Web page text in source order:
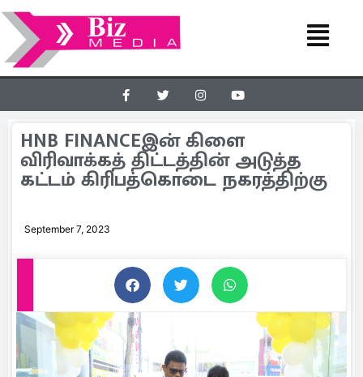
HNB FINANCEஇன் கிளை
விரிவாக்கத் திட்டத்தின் அடுத்த
கட்டம் கிரிபத்கொடை நகரத்திற்கு
September 7, 2023